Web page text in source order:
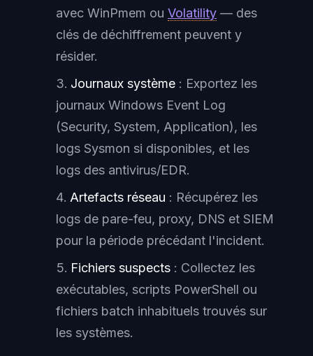
avec WinPmem ou Volatility — des
clés de déchiffrement peuvent y
résider.
Journaux système : Exportez les
journaux Windows Event Log
(Security, System, Application), les
logs Sysmon si disponibles, et les
logs des antivirus/EDR.
Artefacts réseau : Récupérez les
logs de pare-feu, proxy, DNS et SIEM
pour la période précédant l'incident.
Fichiers suspects : Collectez les
exécutables, scripts PowerShell ou
fichiers batch inhabituels trouvés sur
les systèmes.